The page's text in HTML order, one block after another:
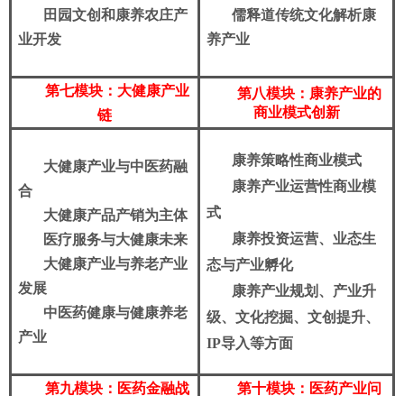
田园文创和康养农庄产
业开发
儒释道传统文化解析康
养产业
第七模块：大健康产业
链
第八模块：康养产业的
商业模式创新
大健康产业与中医药融
合
大健康产品产销为主体
医疗服务与大健康未来
大健康产业与养老产业
发展
中医药健康与健康养老
产业
康养策略性商业模式
康养产业运营性商业模
式
康养投资运营、业态生
态与产业孵化
康养产业规划、产业升
级、文化挖掘、文创提升、
IP导入等方面
第九模块：医药金融战
第十模块：医药产业问